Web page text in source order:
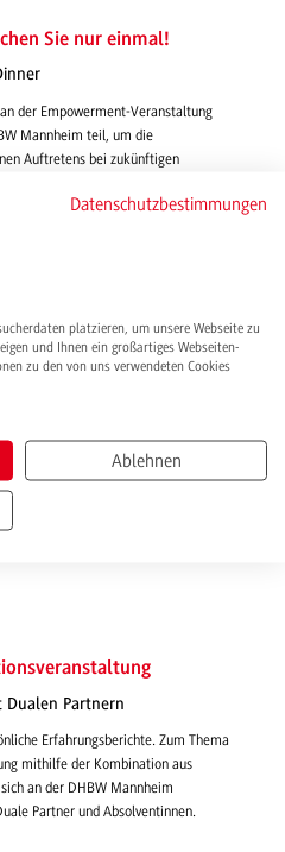
Sie nur einmal!
der Empowerment-Veranstaltung
Mannheim teil, um die
Auftretens bei zukünftigen
Dualen Partnern
Erfahrungsberichte. Zum Thema
mithilfe der Kombination aus
an der DHBW Mannheim
Partner und Absolventinnen.
Datenschutzbestimmungen
platzieren, um unsere Webseite zu
und Ihnen ein großartiges Webseiten-
zu den von uns verwendeten Cookies
Ablehnen